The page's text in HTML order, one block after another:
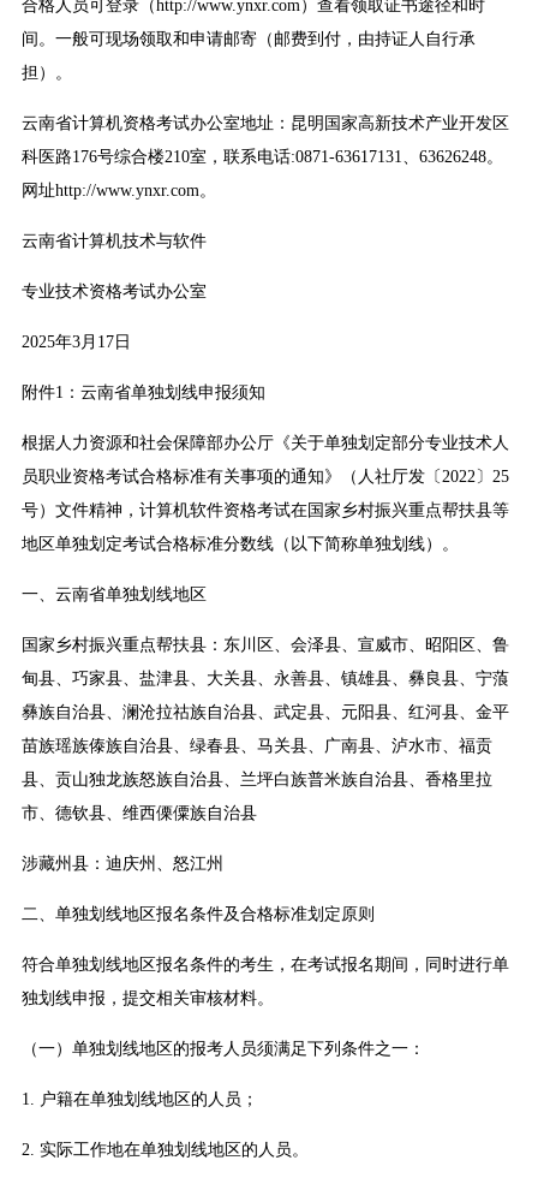
合格人员可登录（http://www.ynxr.com）查看领取证书途径和时
间。一般可现场领取和申请邮寄（邮费到付，由持证人自行承
担）。
云南省计算机资格考试办公室地址：昆明国家高新技术产业开发区
科医路176号综合楼210室，联系电话:0871-63617131、63626248。
网址http://www.ynxr.com。
云南省计算机技术与软件
专业技术资格考试办公室
2025年3月17日
附件1：云南省单独划线申报须知
根据人力资源和社会保障部办公厅《关于单独划定部分专业技术人
员职业资格考试合格标准有关事项的通知》（人社厅发〔2022〕25
号）文件精神，计算机软件资格考试在国家乡村振兴重点帮扶县等
地区单独划定考试合格标准分数线（以下简称单独划线）。
一、云南省单独划线地区
国家乡村振兴重点帮扶县：东川区、会泽县、宣威市、昭阳区、鲁
甸县、巧家县、盐津县、大关县、永善县、镇雄县、彝良县、宁蒗
彝族自治县、澜沧拉祜族自治县、武定县、元阳县、红河县、金平
苗族瑶族傣族自治县、绿春县、马关县、广南县、泸水市、福贡
县、贡山独龙族怒族自治县、兰坪白族普米族自治县、香格里拉
市、德钦县、维西傈僳族自治县
涉藏州县：迪庆州、怒江州
二、单独划线地区报名条件及合格标准划定原则
符合单独划线地区报名条件的考生，在考试报名期间，同时进行单
独划线申报，提交相关审核材料。
（一）单独划线地区的报考人员须满足下列条件之一：
1. 户籍在单独划线地区的人员；
2. 实际工作地在单独划线地区的人员。